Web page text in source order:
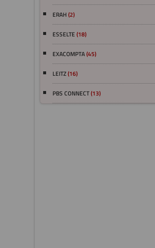
ERAH (2)
ESSELTE (18)
EXACOMPTA(45)
LEITZ(16)
PBS CONNECT(13)